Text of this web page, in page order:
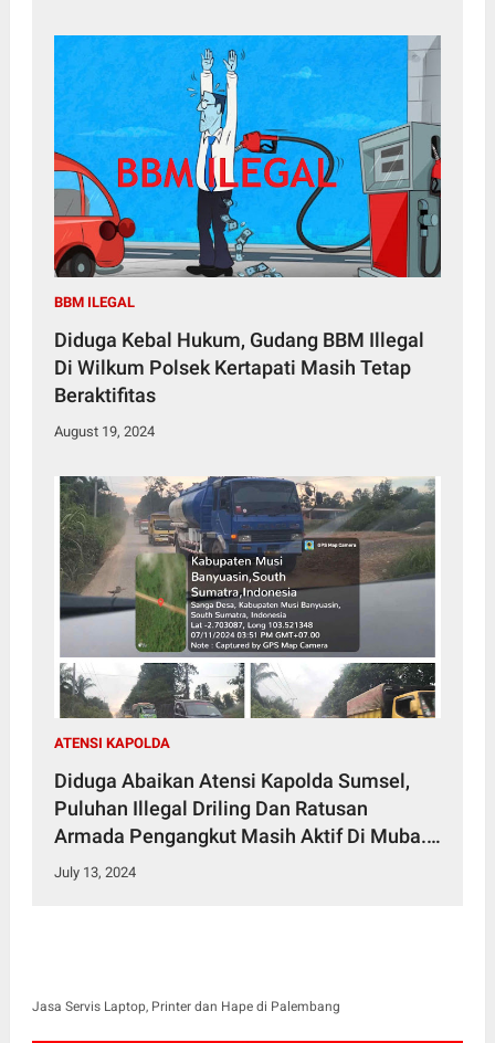
BBM ILEGAL
Diduga Kebal Hukum, Gudang BBM Illegal
Di Wilkum Polsek Kertapati Masih Tetap
Beraktifitas
August 19, 2024
ATENSI KAPOLDA
Diduga Abaikan Atensi Kapolda Sumsel,
Puluhan Illegal Driling Dan Ratusan
Armada Pengangkut Masih Aktif Di Muba.
Ada Apa ?
July 13, 2024
Jasa Servis Laptop, Printer dan Hape di Palembang